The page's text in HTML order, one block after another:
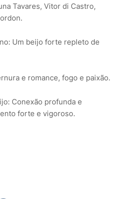
Tavares, Vitor di Castro,
Um beijo forte repleto de
e romance, fogo e paixão.
Conexão profunda e
forte e vigoroso.